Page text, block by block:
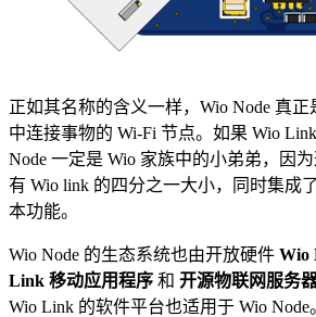
正如其名称的含义一样，Wio Node 真
中连接事物的 Wi-Fi 节点。如果 Wio
Node 一定是 Wio 家族中的小弟弟，因
有 Wio link 的四分之一大小，同时集成
本功能。
Wio Node 的生态系统也由开放硬件 Wio
Link 移动应用程序 和 开源物联网服务
Wio Link 的软件平台也适用于 Wio Node